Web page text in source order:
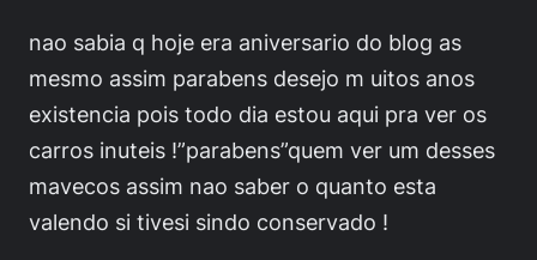
nao sabia q hoje era aniversario do blog as
mesmo assim parabens desejo m uitos anos
existencia pois todo dia estou aqui pra ver os
carros inuteis !”parabens”quem ver um desses
mavecos assim nao saber o quanto esta
valendo si tivesi sindo conservado !